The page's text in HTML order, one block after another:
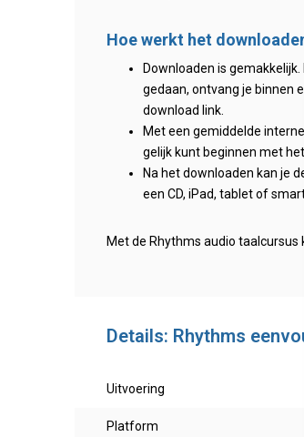
Hoe werkt het
Downloaden is
gedaan, ontvang je binnen
download link.
Met een gemiddelde
gelijk kunt beginnen met
Na het downloaden kan je
een CD, iPad, tablet of
Met de Rhythms audio taalcursus
Details: Rhythms
Uitvoering
Platform